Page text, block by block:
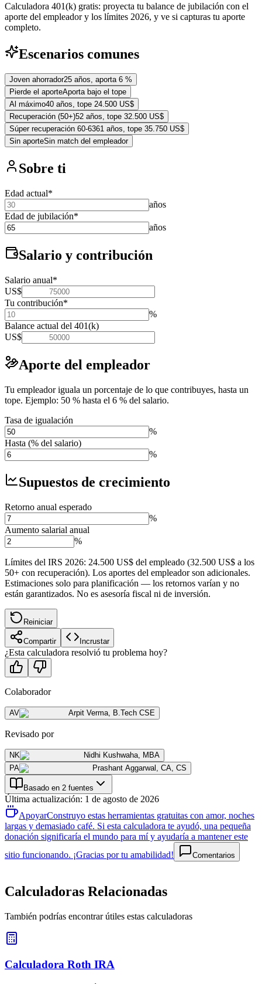
Calculadora 401(k) gratis: proyecta tu balance de jubilación con el
aporte del empleador y los límites 2026, y ve si capturas tu aporte
completo.
Escenarios comunes
Joven ahorrador25 años, aporta 6 %
Pierde el aporteAporta bajo el tope
Al máximo40 años, tope 24.500 US$
Recuperación (50+)52 años, tope 32.500 US$
Súper recuperación 60-6361 años, tope 35.750 US$
Sin aporteSin match del empleador
Sobre ti
Edad actual*
años
Edad de jubilación*
años
Salario y contribución
Salario anual*
US$
Tu contribución*
%
Balance actual del 401(k)
US$
Aporte del empleador
Tu empleador iguala un porcentaje de lo que contribuyes, hasta un
tope. Ejemplo: 50 % hasta el 6 % del salario.
Tasa de igualación
%
Hasta (% del salario)
%
Supuestos de crecimiento
Retorno anual esperado
%
Aumento salarial anual
%
Límites del IRS 2026: 24.500 US$ del empleado (32.500 US$ a los
50+ con recuperación). Los aportes del empleador son adicionales.
Estimaciones solo para planificación — los retornos varían y no
están garantizados. No es asesoría fiscal ni de inversión.
Reiniciar
Compartir Incrustar
¿Esta calculadora resolvió tu problema hoy?
Colaborador
AV Arpit Verma B.Tech CSE
Revisado por
NK Nidhi Kushwaha MBA
PA
Prashant Aggarwal CA, CS
Basado en 2 fuentes
Última actualización: 1 de agosto de 2026
ApoyarConstruyo estas herramientas gratuitas con amor, noches
largas y demasiado café. Si esta calculadora te ayudó, una pequeña
donación significaría el mundo para mí y ayudaría a mantener este
sitio funcionando. ¡Gracias por tu amabilidad!
Comentarios
Calculadoras Relacionadas
También podrías encontrar útiles estas calculadoras
Calculadora Roth IRA